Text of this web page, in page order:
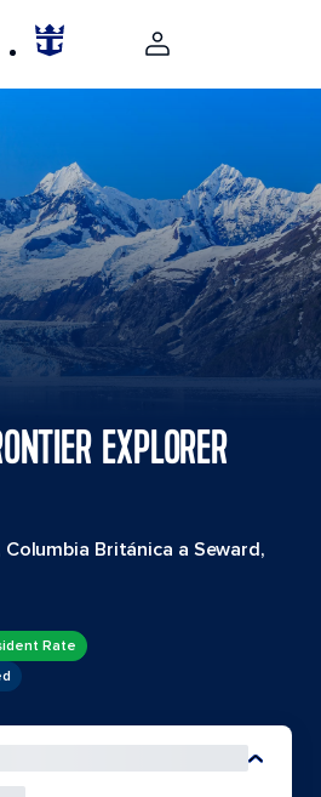
EXPLORER
Columbia Británica a Seward,
Rate